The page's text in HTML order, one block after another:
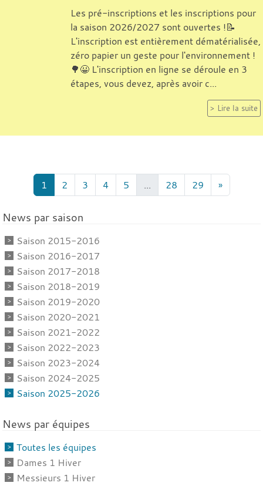
Les pré-inscriptions et les inscriptions pour
la saison 2026/2027 sont ouvertes !📝
L'inscription est entièrement dématérialisée,
zéro papier un geste pour l'environnement !
🌳😀 L'inscription en ligne se déroule en 3
étapes, vous devez, après avoir c...
Lire la suite
1 2 3 4 5 ... 28 29 »
News par saison
Saison 2015-2016
Saison 2016-2017
Saison 2017-2018
Saison 2018-2019
Saison 2019-2020
Saison 2020-2021
Saison 2021-2022
Saison 2022-2023
Saison 2023-2024
Saison 2024-2025
Saison 2025-2026
News par équipes
Toutes les équipes
Dames 1 Hiver
Messieurs 1 Hiver